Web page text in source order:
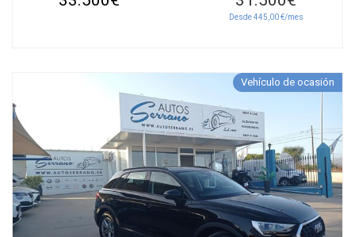
Desde 445,00 €/mes
Vehículo de ocasión